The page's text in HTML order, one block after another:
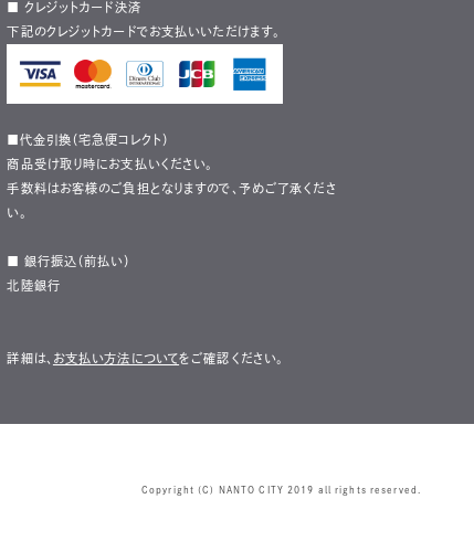
■ クレジットカード決済
下記のクレジットカードでお支払いいただけます。
■代金引換（宅急便コレクト）
商品受け取り時にお支払いください。
手数料はお客様のご負担となりますので、予めご了承くださ
い。
■ 銀行振込（前払い）
北陸銀行
詳細は、 お支払い方法についてをご確認ください。
Copyright (C) NANTO CITY 2019 all rights reserved.